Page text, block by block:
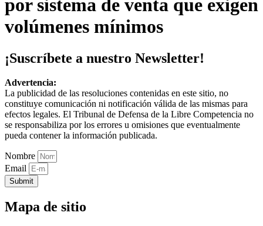
por sistema de venta que exigen
volúmenes mínimos
¡Suscríbete a nuestro Newsletter!
Advertencia:
La publicidad de las resoluciones contenidas en este sitio, no
constituye comunicación ni notificación válida de las mismas para
efectos legales. El Tribunal de Defensa de la Libre Competencia no
se responsabiliza por los errores u omisiones que eventualmente
pueda contener la información publicada.
Nombre
Email
Submit
Mapa de sitio